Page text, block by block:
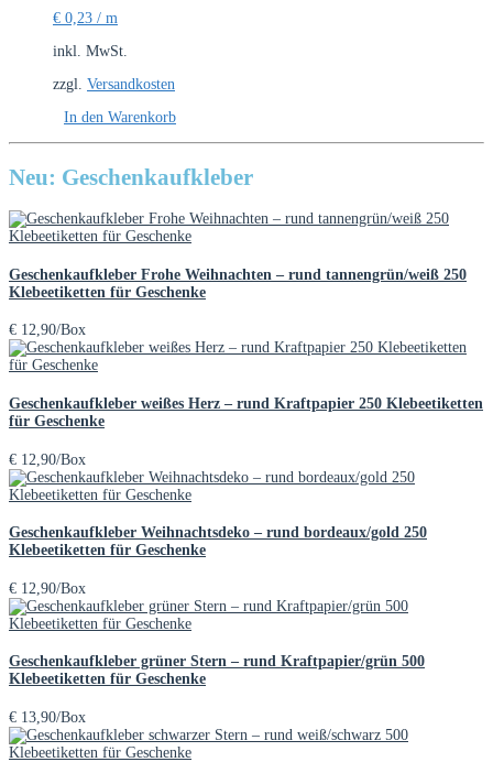
€ 0,23 / m
inkl. MwSt.
zzgl. Versandkosten
In den Warenkorb
Neu: Geschenkaufkleber
Geschenkaufkleber Frohe Weihnachten – rund tannengrün/weiß 250
Klebeetiketten für Geschenke
€ 12,90/Box
Geschenkaufkleber weißes Herz – rund Kraftpapier 250 Klebeetiketten
für Geschenke
€ 12,90/Box
Geschenkaufkleber Weihnachtsdeko – rund bordeaux/gold 250
Klebeetiketten für Geschenke
€ 12,90/Box
Geschenkaufkleber grüner Stern – rund Kraftpapier/grün 500
Klebeetiketten für Geschenke
€ 13,90/Box